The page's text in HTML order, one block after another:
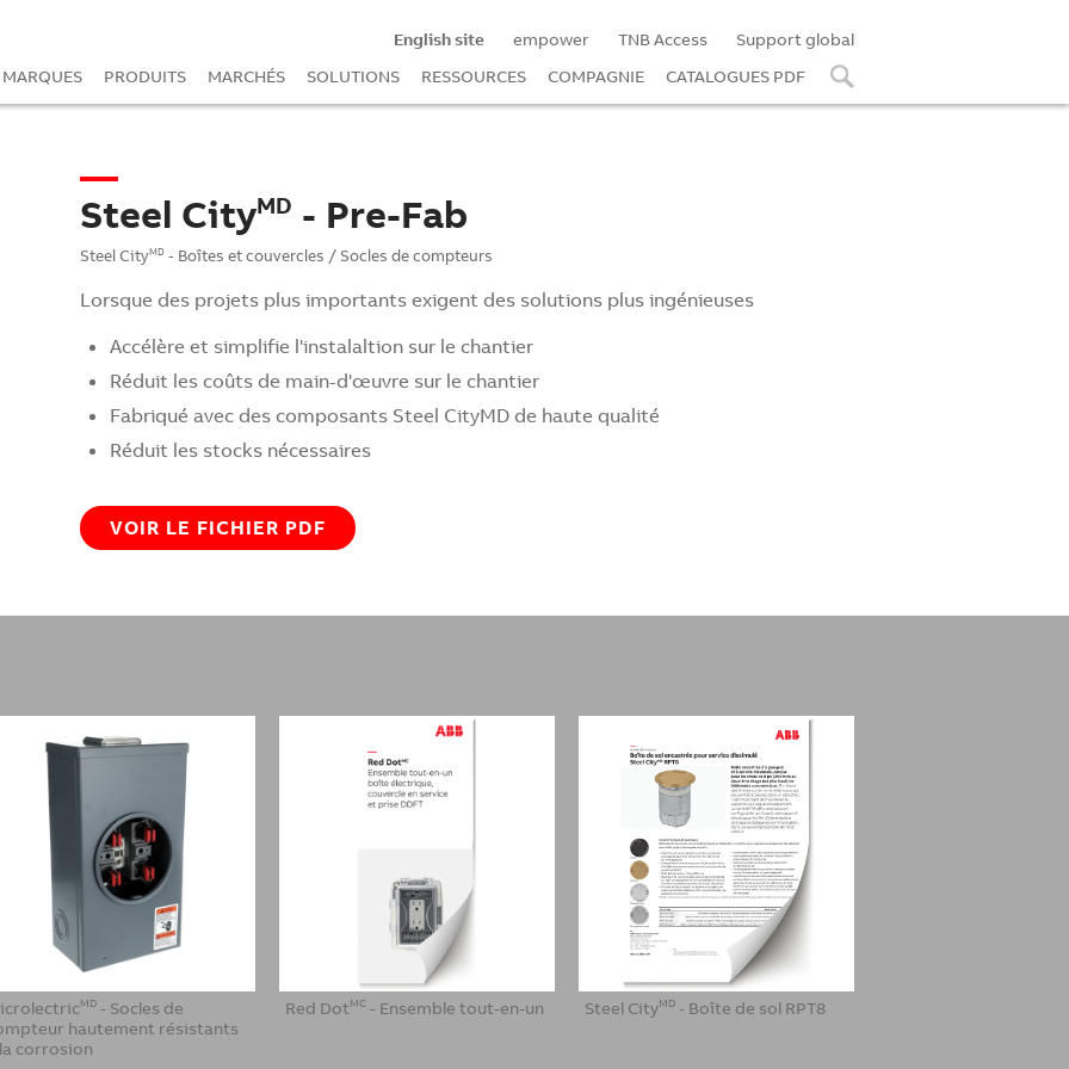
English site empower TNB Access
Support global
MARQUES
PRODUITS MARCHÉS SOLUTIONS RESSOURCES COMPAGNIE CATALOGUES PDF
Steel CityMD - Pre-Fab
Steel CityMD- Boîtes et couvercles / Socles de compteurs
Lorsque des projets plus importants exigent des solutions plus ingénieuses
Accélère et simplifie l'instalaltion sur le chantier
Réduit les coûts de main-d'œuvre sur le chantier
Fabriqué avec des composants Steel CityMD de haute qualité
Réduit les stocks nécessaires
VOIR LE FICHIER PDF
MD - Socles de
hautement résistants
corrosion
Red DotMC - Ensemble tout-en-un Steel CityMD - Boîte de sol RPT8